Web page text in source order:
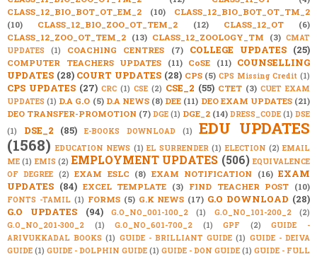
CLASS_12_BIO_BOT_OT_EM_2
(10)
CLASS_12_BIO_BOT_OT_TM_2
(10)
CLASS_12_BIO_ZOO_OT_TEM_2 (12) CLASS_12_OT
(6)
CLASS_12_ZOO_OT_TEM_2 (13) CLASS_12_ZOOLOGY_TM (3) CMAT
UPDATES
(1) COACHING CENTRES (7) COLLEGE UPDATES (25)
COMPUTER TEACHERS UPDATES (11) CoSE (11)
COUNSELLING
UPDATES (28) COURT UPDATES (28) CPS (5) CPS Missing Credit (1)
CPS UPDATES (27) CRC (1) CSE (2) CSE_2 (55) CTET (3) CUET EXAM
UPDATES (1) D.A G.O (5) D.A NEWS (8) DEE (11) DEO EXAM UPDATES (21)
DEO TRANSFER-PROMOTION (7) DGE (1) DGE_2 (14) DRESS_CODE (1) DSE
(1)
DSE_2 (85) E-BOOKS DOWNLOAD (1)
EDU UPDATES
(1568) EDUCATION NEWS (1) EL SURRENDER (1) ELECTION (2) EMAIL
ME (1) EMIS (2) EMPLOYMENT UPDATES (506) EQUIVALENCE
OF DEGREE (2) EXAM ESLC (8) EXAM NOTIFICATION (16) EXAM
UPDATES (84) EXCEL TEMPLATE (3) FIND TEACHER POST (10)
FONTS -TAMIL (1) FORMS (5) G.K NEWS (17) G.O DOWNLOAD (28)
G.O UPDATES
(94) G.O_NO_001-100_2 (1) G.O_NO_101-200_2
(2)
G.O_NO_201-300_2
(1) G.O_NO_601-700_2 (1) GPF (2)
GUIDE -
ARIVUKKADAL BOOKS (1) GUIDE - BRILLIANT GUIDE (1) GUIDE - DEIVA
GUIDE (1) GUIDE - DOLPHIN GUIDE (1) GUIDE - DON GUIDE (1) GUIDE - FULL